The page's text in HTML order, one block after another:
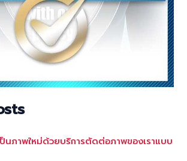
ป็นภาพใหม่ด้วยบริการตัดต่อภาพของเราแบบ